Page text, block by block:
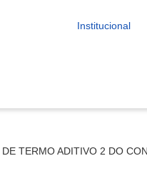
Institucional
TERMO ADITIVO 2 DO